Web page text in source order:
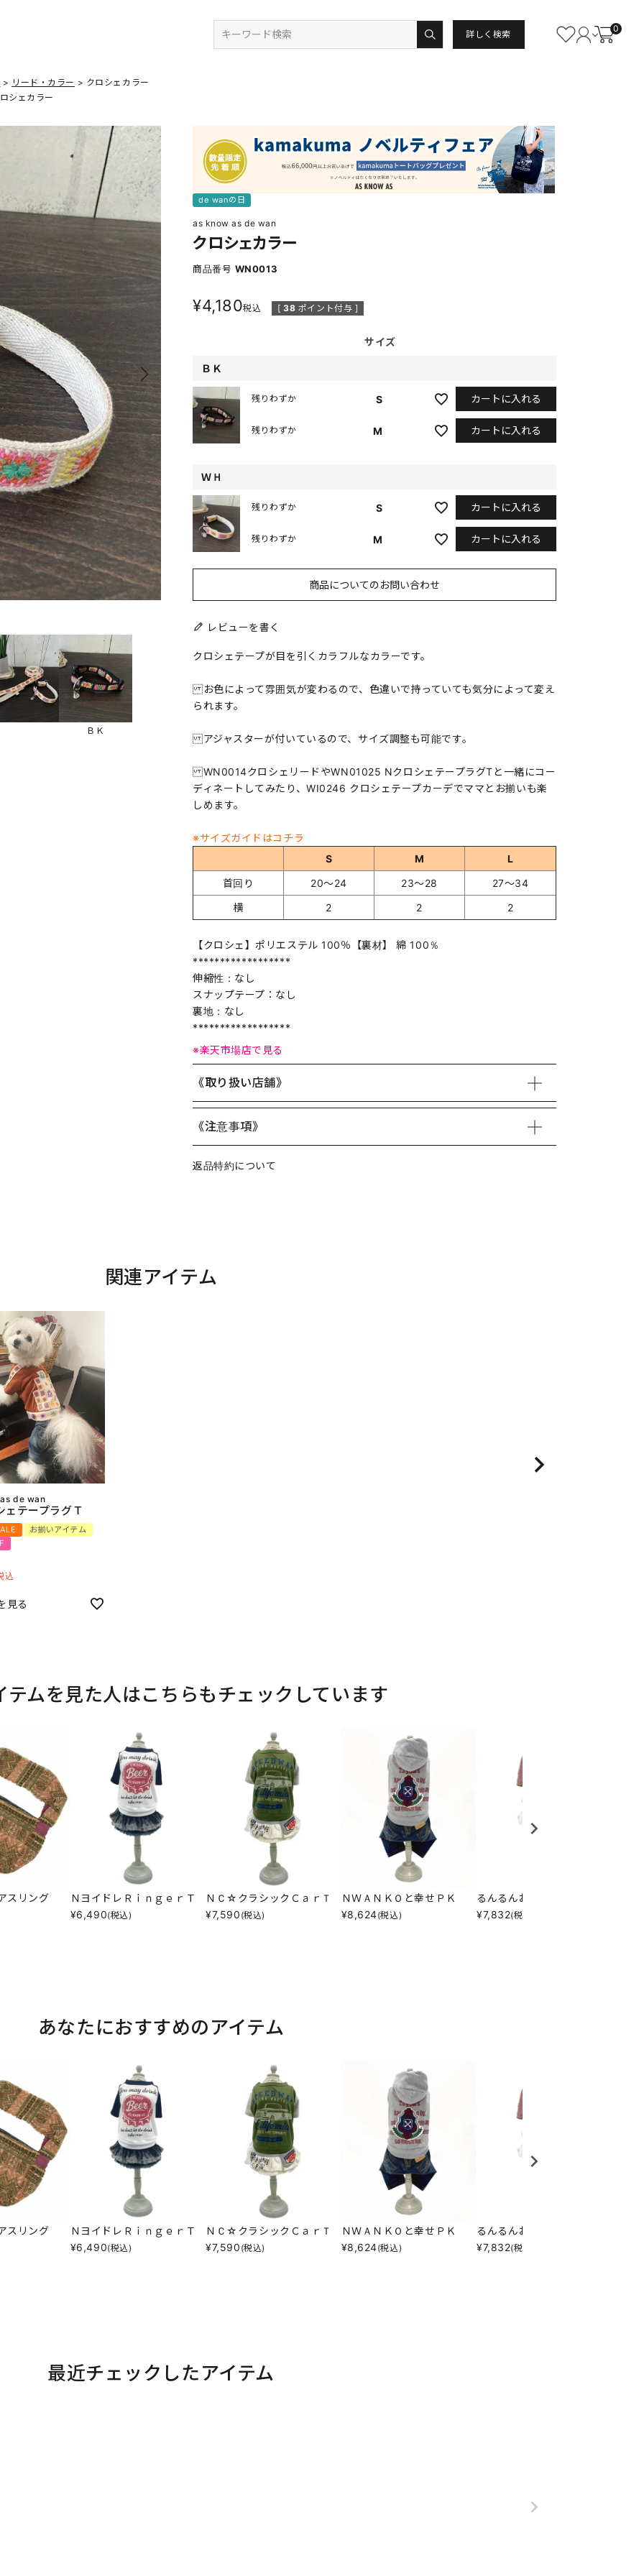
詳しく検索
0
リード・カラー
クロシェカラー
シェカラー
ＢＫ
de wanの日
as know as de wan
クロシェカラー
商品番号 WN0013
¥4,180税込 [ 38 ポイント付与 ]
サイズ
ＢＫ
S
残りわずか カートに入れる
M
残りわずか カートに入れる
ＷＨ
S
残りわずか カートに入れる
M
残りわずか カートに入れる
商品についてのお問い合わせ
レビューを書く
クロシェテープが目を引くカラフルなカラーです。
お色によって雰囲気が変わるので、色違いで持っていても気分によって変え
られます。
アジャスターが付いているので、サイズ調整も可能です。
WN0014クロシェリードやWN01025 NクロシェテープラグTと一緒にコー
ディネートしてみたり、WI0246 クロシェテープカーデでママとお揃いも楽
しめます。
※サイズガイドはコチラ
S
M
L
首回り
20～24 23～28
27～34
横
2 2 2
【クロシェ】ポリエステル 100％【裏材】 綿 100％
******************
伸縮性：なし
スナップテープ：なし
裏地：なし
******************
※楽天市場店で見る
《取り扱い店舗》
《注意事項》
返品特約について
関連アイテム
de wan
ェテープラグＴ
お揃いアイテム
込
見る
テムを見た人はこちらもチェックしています
スリング
ＮヨイドレＲｉｎｇｅｒＴ
¥6,490(税込)
ＮＣ☆クラシックＣａｒＴ
¥7,590 (税込)
ＮＷＡＮＫＯと幸せＰＫ
¥8,624(税込)
るんるんお散歩スタジャン
¥7,832(税込)
あなたにおすすめのアイテム
スリング
ＮヨイドレＲｉｎｇｅｒＴ
¥6,490(税込)
ＮＣ☆クラシックＣａｒＴ
¥7,590 (税込)
ＮＷＡＮＫＯと幸せＰＫ
¥8,624(税込)
るんるんお散歩スタジャン
¥7,832(税込)
最近チェックしたアイテム